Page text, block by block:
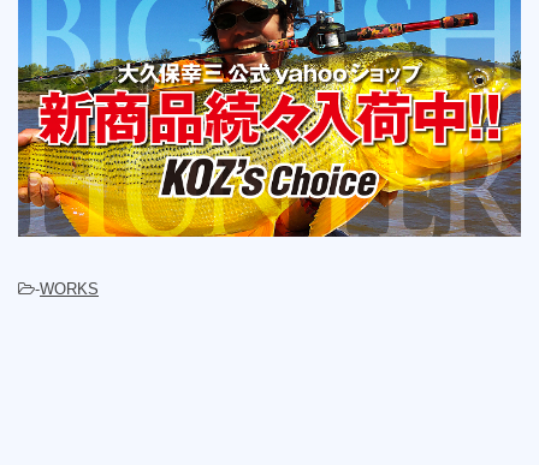
-WORKS